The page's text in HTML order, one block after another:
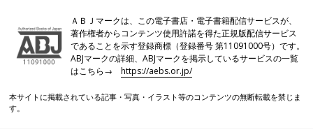
ＡＢＪマークは、この電子書店・電子書籍配信サービスが、
著作権者からコンテンツ使用許諾を得た正規版配信サービス
であることを示す登録商標（登録番号 第11091000号）です。
ABJマークの詳細、ABJマークを掲示しているサービスの一覧
はこちら→https://aebs.or.jp/
本サイトに掲載されている記事・写真・イラスト等のコンテンツの無断転載を禁じま
す。